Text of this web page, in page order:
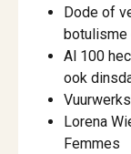
Dode of
botulisme
Al 100
ook
Lorena
Femmes